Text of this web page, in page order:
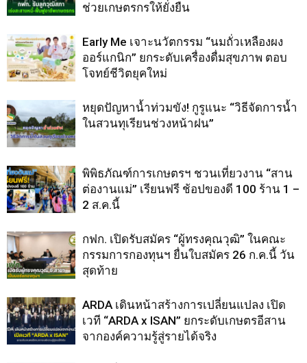
ช่วยเกษตรกรให้ยั่งยืน
Early Me เจาะนวัตกรรม “นมถั่วเหลืองผง
ออร์แกนิก” ยกระดับเครื่องดื่มสุขภาพ ตอบ
โจทย์ชีวิตยุคใหม่
หยุดปัญหาน้ำท่วมขัง! กูรูแนะ “วิธีจัดการน้ำ
ในสวนทุเรียนช่วงหน้าฝน”
พิพิธภัณฑ์การเกษตรฯ ชวนเที่ยวงาน “สาน
ต่องานแม่” เรียนฟรี ช้อปของดี 100 ร้าน 1 –
2 ส.ค.นี้
กฟก. เปิดรับสมัคร “ผู้ทรงคุณวุฒิ” ในคณะ
กรรมการกองทุนฯ ยื่นใบสมัคร 26 ก.ค.นี้ วัน
สุดท้าย
ARDA เดินหน้าสร้างการเปลี่ยนแปลง เปิด
เวที “ARDA x ISAN” ยกระดับเกษตรอีสาน
จากองค์ความรู้สู่รายได้จริง